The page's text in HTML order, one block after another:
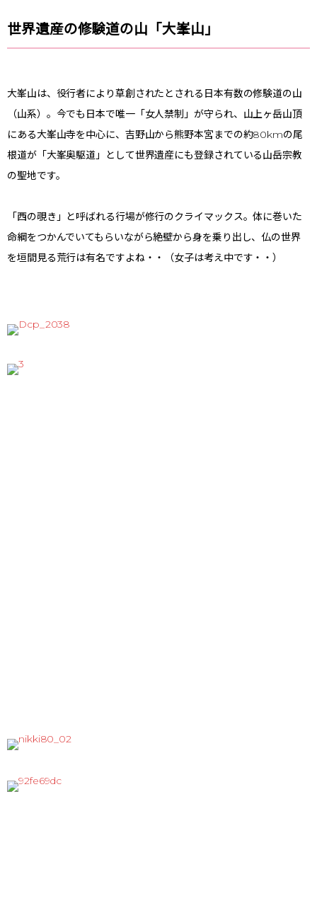
世界遺産の修験道の山「大峯山」
大峯山は、役行者により草創されたとされる日本有数の修験道の山
（山系）。今でも日本で唯一「女人禁制」が守られ、山上ヶ岳山頂
にある大峯山寺を中心に、吉野山から熊野本宮までの約80kmの尾
根道が「大峯奥駆道」として世界遺産にも登録されている山岳宗教
の聖地です。
「西の覗き」と呼ばれる行場が修行のクライマックス。体に巻いた
命綱をつかんでいてもらいながら絶壁から身を乗り出し、仏の世界
を垣間見る荒行は有名ですよね・・（女子は考え中です・・）